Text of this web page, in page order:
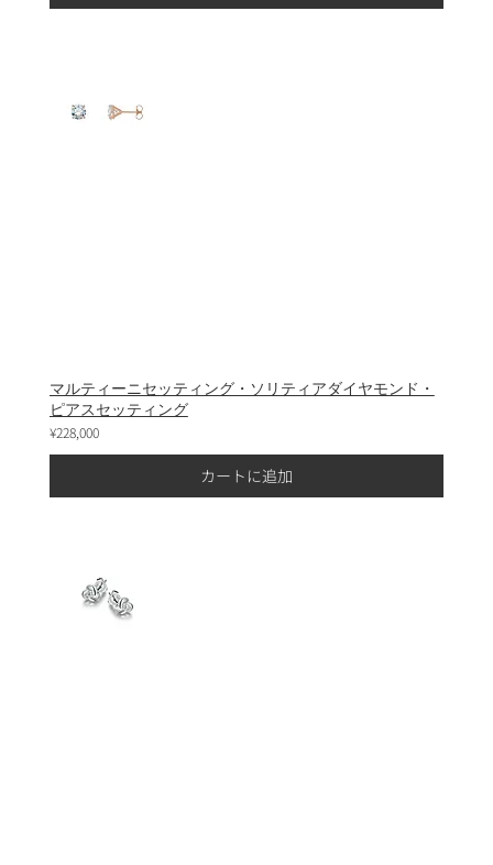
マルティーニセッティング・ソリティアダイヤモンド・
ピアスセッティング
¥228,000
カートに追加